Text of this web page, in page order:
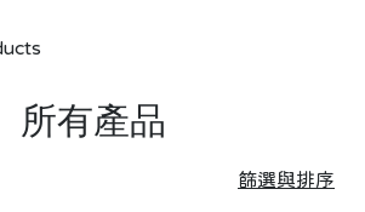
所有產品
篩選與排序